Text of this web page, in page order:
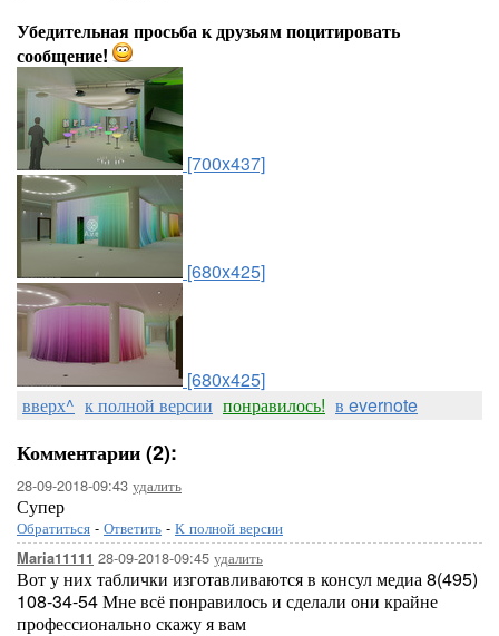
Убедительная просьба к друзьям поцитировать
сообщение!
[700x437]
[680x425]
[680x425]
вверх^ к полной версии понравилось! в evernote
Комментарии (2):
28-09-2018-09:43 удалить
Супер
Обратиться - Ответить - К полной версии
Maria11111 28-09-2018-09:45 удалить
Вот у них таблички изготавливаются в консул медиа 8(495)
108-34-54 Мне всё понравилось и сделали они крайне
профессионально скажу я вам